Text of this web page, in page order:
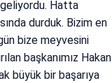
Hatta
durduk. Bizim en
bize meyvesini
başkanımız Hakan
büyük bir başarıya